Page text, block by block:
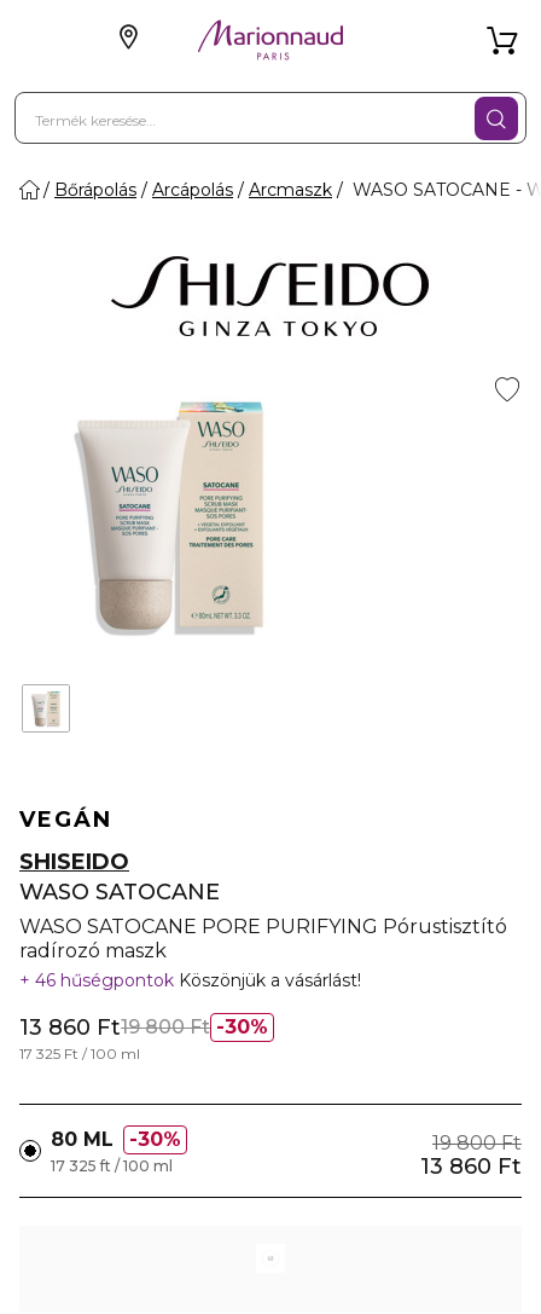
Bőrápolás Arcápolás Arcmaszk WASO SATOCANE -
VEGÁN
SHISEIDO
WASO SATOCANE
WASO SATOCANE PORE PURIFYING Pórustisztító
radírozó maszk
46 hűségpontok Köszönjük a vásárlást!
30%
13 860 Ft19 800 Ft
17 325 Ft / 100 ml
80 ML 30% 19 800 Ft
13 860 Ft
17 325 ft / 100 ml